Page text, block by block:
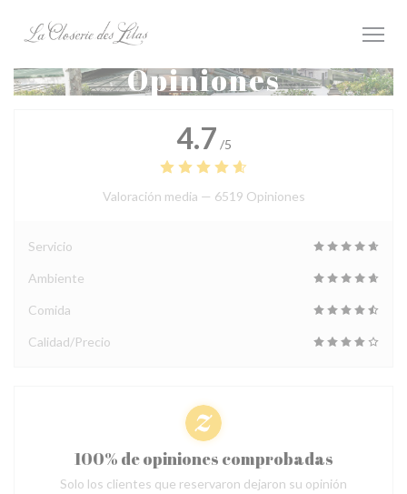
Opiniones
4.7 /5
Valoración media — 6519 Opiniones
Servicio
Ambiente
Comida
Calidad/Precio
100% de opiniones comprobadas
Solo los clientes que reservaron dejaron su opinión